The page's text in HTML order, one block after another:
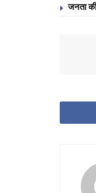
जनता